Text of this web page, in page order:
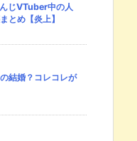
じVTuber中の人
とめ【炎上】
結婚？コレコレが